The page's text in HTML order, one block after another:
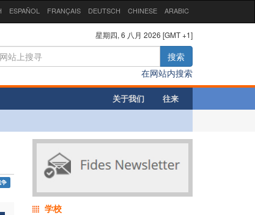
ESPAÑOL FRANÇAIS DEUTSCH CHINESE ARABIC
星期四, 6 八月 2026 [GMT +1]
搜索
在网站内搜索
关于我们 往来
争
学校